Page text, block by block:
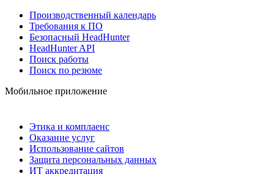
Производственный календарь
Требования к ПО
Безопасный HeadHunter
HeadHunter API
Поиск работы
Поиск по резюме
Мобильное приложение
Этика и комплаенс
Оказание услуг
Использование сайтов
Защита персональных данных
ИТ аккредитация